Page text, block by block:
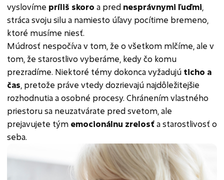
vyslovíme príliš skoro a pred nesprávnymi ľuďmi
stráca svoju silu a namiesto úľavy pocítime bremeno,
ktoré musíme niesť.
Múdrosť nespočíva v tom, že o všetkom mlčíme, ale v
tom, že starostlivo vyberáme, kedy čo komu
prezradíme. Niektoré témy dokonca vyžadujú ticho a
čas , pretože práve vtedy dozrievajú najdôležitejšie
rozhodnutia a osobné procesy. Chránením vlastného
priestoru sa neuzatvárate pred svetom, ale
prejavujete tým emocionálnu zrelosťa starostlivosť o
seba.